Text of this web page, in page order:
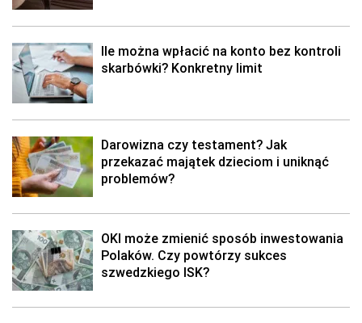
Ile można wpłacić na konto bez kontroli
skarbówki? Konkretny limit
Darowizna czy testament? Jak
przekazać majątek dzieciom i uniknąć
problemów?
OKI może zmienić sposób inwestowania
Polaków. Czy powtórzy sukces
szwedzkiego ISK?